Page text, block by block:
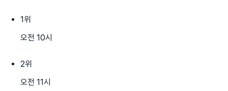
1위
오전 10시
2위
오전 11시